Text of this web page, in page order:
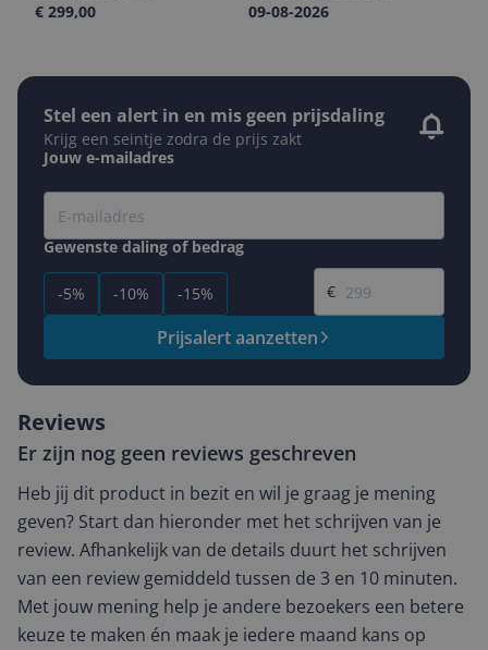
€ 299,00
09-08-2026
Stel een alert in en mis geen prijsdaling
Krijg een seintje zodra de prijs zakt
Jouw e-mailadres
Gewenste daling of bedrag
-5% -10% -15%
Gewenste prijs
€
Prijsalert aanzetten
Reviews
Er zijn nog geen reviews geschreven
Heb jij dit product in bezit en wil je graag je mening
geven? Start dan hieronder met het schrijven van je
review. Afhankelijk van de details duurt het schrijven
van een review gemiddeld tussen de 3 en 10 minuten.
Met jouw mening help je andere bezoekers een betere
keuze te maken én maak je iedere maand kans op